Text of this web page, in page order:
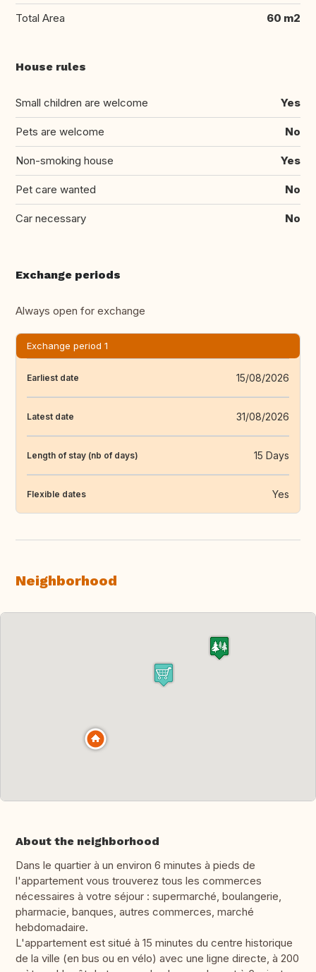
Total Area 60 m2
House rules
Small children are welcome Yes
Pets are welcome No
Non-smoking house Yes
Pet care wanted No
Car necessary No
Exchange periods
Always open for exchange
Exchange period 1
Earliest date 15/08/2026
Latest date 31/08/2026
Length of stay (nb of days) 15 Days
Flexible dates Yes
Neighborhood
About the neighborhood
Dans le quartier à un environ 6 minutes à pieds de
l'appartement vous trouverez tous les commerces
nécessaires à votre séjour : supermarché, boulangerie,
pharmacie, banques, autres commerces, marché
hebdomadaire.
L'appartement est situé à 15 minutes du centre historique
de la ville (en bus ou en vélo) avec une ligne directe, à 200